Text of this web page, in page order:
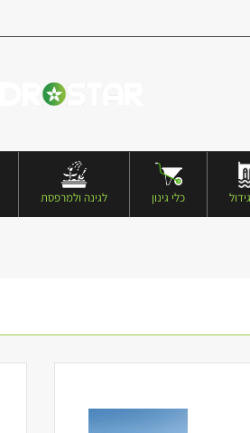
כלי גינון לגינה ולמרפסת